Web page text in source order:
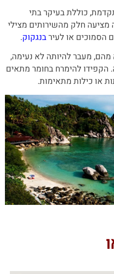
כוללת בעיקר בתי
מציעה חלק מהשירותים מצילי
הסמוכים או לעירבנגקוק.
מעבר להיותה לא נעימה,
הקפידו להימרח בחומר מתאים
או כילות מתאימות.